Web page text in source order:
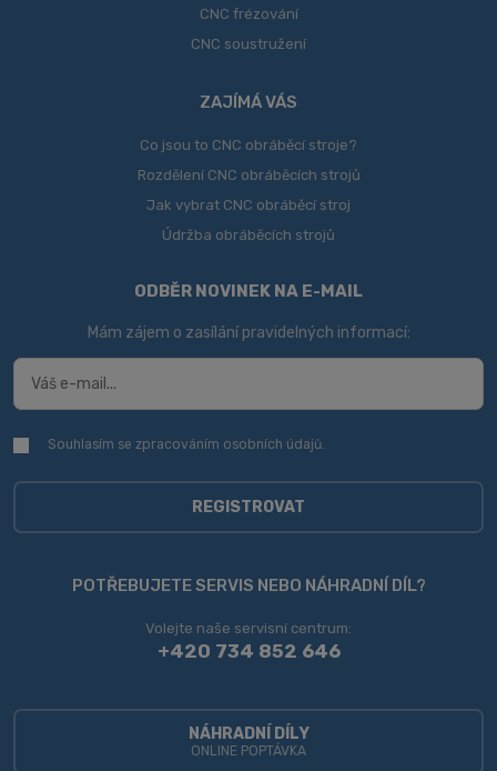
CNC frézování
CNC soustružení
ZAJÍMÁ VÁS
Co jsou to CNC obráběcí stroje?
Rozdělení CNC obráběcích strojů
Jak vybrat CNC obráběcí stroj
Údržba obráběcích strojů
ODBĚR NOVINEK NA E-MAIL
Mám zájem o zasílání pravidelných informací:
Souhlasím
zpracováním
Souhlasím se zpracováním osobních údajů.
REGISTROVAT
se
POTŘEBUJETE SERVIS NEBO NÁHRADNÍ DÍL?
Volejte naše servisní centrum:
+420 734 852 646
NÁHRADNÍ DÍLY
ONLINE POPTÁVKA